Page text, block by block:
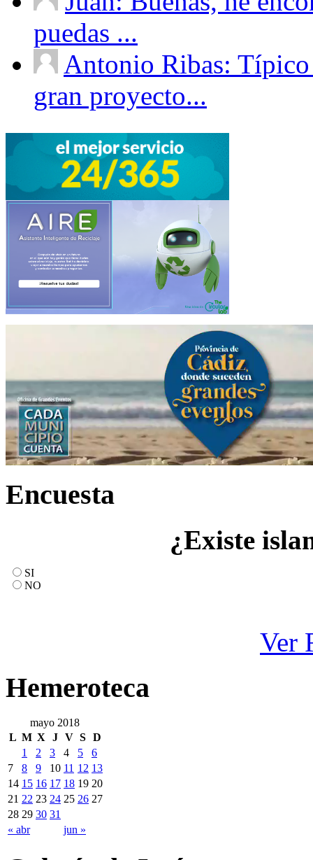
puedas ...
Antonio Ribas: Típico
gran proyecto...
Encuesta
¿Existe
SI
NO
Ver
Hemeroteca
mayo 2018
L M X J V S D
« abr jun »
1 2 3 4 5
6
7
8 9 10 11 12 13
14 15 16 17 18 19 20
21 22 23 24 25 26 27
28 29 30 31